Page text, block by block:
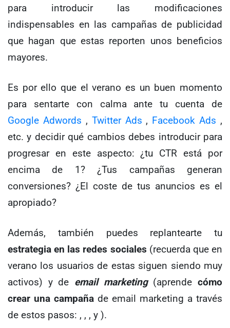
para introducir las modificaciones
indispensables en las campañas de publicidad
que hagan que estas reporten unos beneficios
mayores.
Es por ello que el verano es un buen momento
para sentarte con calma ante tu cuenta de
Google Adwords , Twitter Ads , Facebook Ads ,
etc. y decidir qué cambios debes introducir para
progresar en este aspecto: ¿tu CTR está por
encima de 1? ¿Tus campañas generan
conversiones? ¿El coste de tus anuncios es el
apropiado?
Además, también puedes replantearte tu
estrategia en las redes sociales (recuerda que en
verano los usuarios de estas siguen siendo muy
activos) y de email marketing (aprendecómo
crear una campaña de email marketing a través
de estos pasos: , , , y ).